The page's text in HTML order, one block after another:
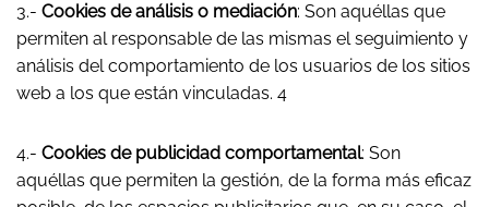
3.- Cookies de análisis o mediación: Son aquéllas que
permiten al responsable de las mismas el seguimiento y
análisis del comportamiento de los usuarios de los sitios
web a los que están vinculadas. 4
4.- Cookies de publicidad comportamental: Son
aquéllas que permiten la gestión, de la forma más eficaz